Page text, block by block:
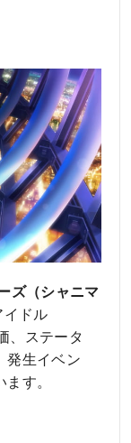
ズ（シャニマ
イドル
、ステータ
発生イベン
す。